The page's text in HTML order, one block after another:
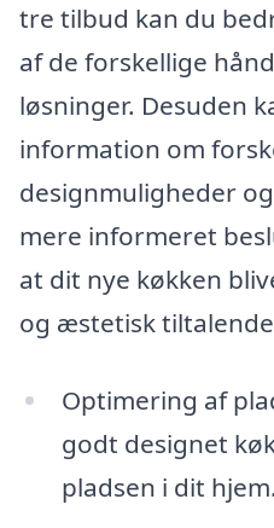
tre tilbud kan du
af de forskellige
løsninger. Desuden
information om
designmuligheder
mere informeret
at dit nye køkken
og æstetisk
Optimering af
godt designet
pladsen i dit hjem.